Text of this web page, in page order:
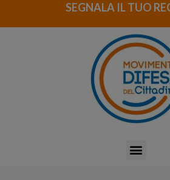
SEGNALA IL TUO